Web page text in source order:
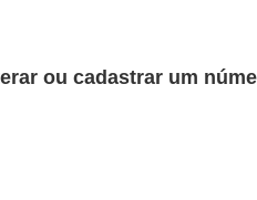
ou cadastrar um